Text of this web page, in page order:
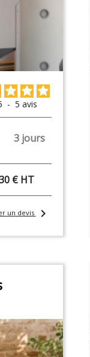
- 5avis
3 jours
€ HT
un devischevron_right